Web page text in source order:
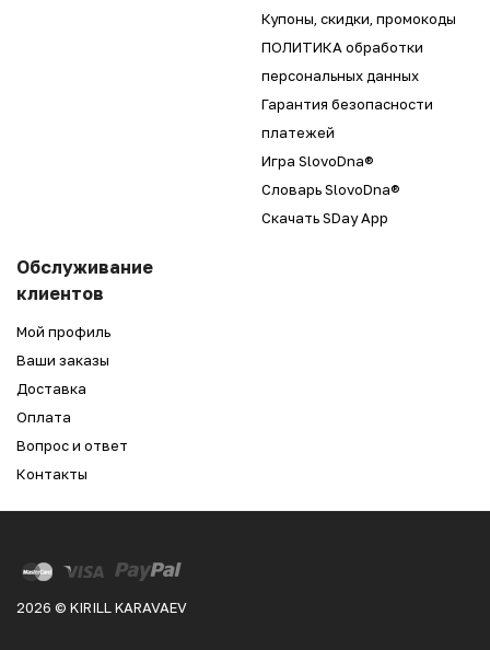
Купоны, скидки, промокоды
ПОЛИТИКА обработки
персональных данных
Гарантия безопасности
платежей
Игра SlovoDna®
Словарь SlovoDna®
Скачать SDay App
Обслуживание
клиентов
Мой профиль
Ваши заказы
Доставка
Оплата
Вопрос и ответ
Контакты
2026 © KIRILL KARAVAEV